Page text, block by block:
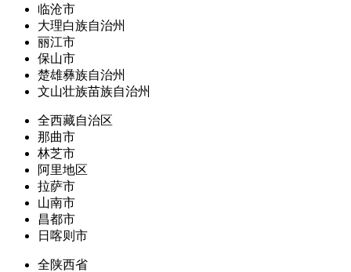
临沧市
大理白族自治州
丽江市
保山市
楚雄彝族自治州
文山壮族苗族自治州
全西藏自治区
那曲市
林芝市
阿里地区
拉萨市
山南市
昌都市
日喀则市
全陕西省